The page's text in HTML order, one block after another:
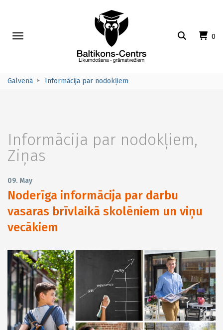
0
Toggle
Galvenā Informācija par nodokļiem
Informācija par nodokļiem,
Ziņas
09. May
Noderīga informācija par darbu
vasaras brīvlaikā skolēniem un viņu
vecākiem